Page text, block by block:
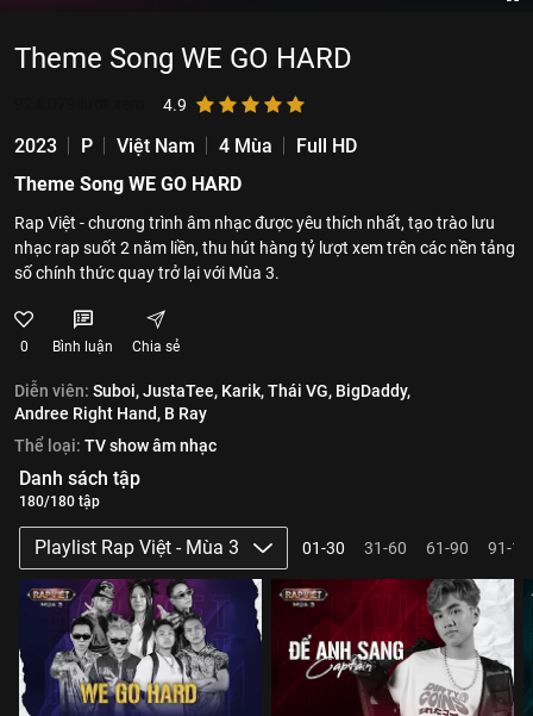
Theme Song WE GO HARD
4.9
2023 P Việt Nam 4 Mùa
Full HD
Theme Song WE GO HARD
Rap Việt - chương trình âm nhạc được yêu thích nhất, tạo trào lưu
nhạc rap suốt 2 năm liền, thu hút hàng tỷ lượt xem trên các nền tảng
số chính thức quay trở lại với Mùa 3.
0 Bình luận Chia sẻ
Diễn viên: Suboi,JustaTee, Karik,Thái VG, BigDaddy,
Andree Right Hand, B Ray
Thể loại: TV show âm nhạc
Danh sách tập
180/180 tập
Playlist Rap Việt - Mùa 3 01-30 31-60 61-90 91-